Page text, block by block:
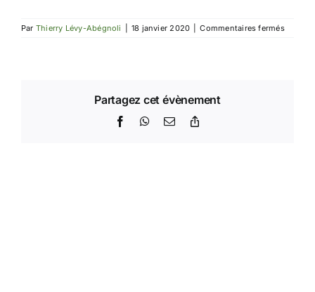
Par Thierry Lévy-Abégnoli 18 janvier 2020 Commentaires ferméssur
Partagez cet évènement
FacebookWhatsApp
Email